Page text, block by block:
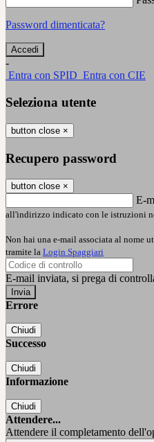
Password dimenticata?
-
Entra con SPID Entra con CIE
Seleziona utente
button close ×
Recupero password
button close ×
E-
all'indirizzo indicato con le istruzioni
Non hai una e-mail associata al nome
tramite la Login Spaggiari
E-mail inviata, si prega di
Errore
Chiudi
Successo
Chiudi
Informazione
Chiudi
Attendere...
Attendere il completamento